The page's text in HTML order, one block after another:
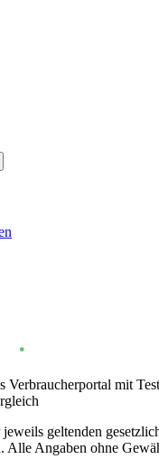
Verbraucherportal mit
geltenden
Alle Angaben ohne